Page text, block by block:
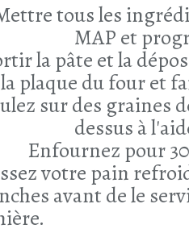
tous les
MAP et
la pâte et la
la plaque du four et
sur des graines
dessus à
Enfournez pour
votre pain
avant de le